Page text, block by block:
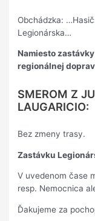
Obchádzka:
Legionárska…
Namiesto
regionálnej
SMEROM Z
LAUGARICIO:
Bez zmeny trasy.
Zastávku
V uvedenom čase
resp. Nemocnica
Ďakujeme za